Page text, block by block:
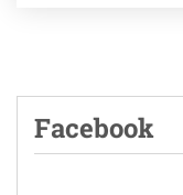
Facebook